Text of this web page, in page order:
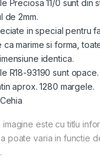
Preciosa 11/0 sunt din
de 2mm.
in special pentru
ca marime si forma,
identica.
R18-93190 sunt opace.
aprox. 1280 margele.
este cu titlu
poate varia in functie